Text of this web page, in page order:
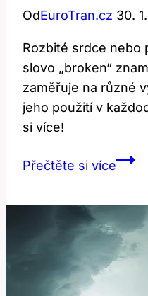
OdEuroTran.cz 30.
Rozbité srdce nebo
slovo „broken“
zaměřuje na různé
jeho použití v
si více!
Přečtěte si více
nebo
–